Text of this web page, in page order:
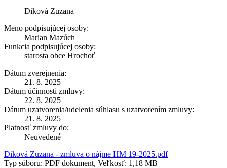
Diková Zuzana
Meno podpisujúcej osoby:
Marian Mazúch
Funkcia podpisujúcej osoby:
starosta obce Hrochoť
Dátum zverejnenia:
21. 8. 2025
Dátum účinnosti zmluvy:
22. 8. 2025
Dátum uzatvorenia/udelenia súhlasu s uzatvorením zmluvy:
21. 8. 2025
Platnosť zmluvy do:
Neuvedené
Diková Zuzana - zmluva o nájme HM 19-2025.pdf
Typ súboru: PDF dokument, Veľkosť: 1,18 MB